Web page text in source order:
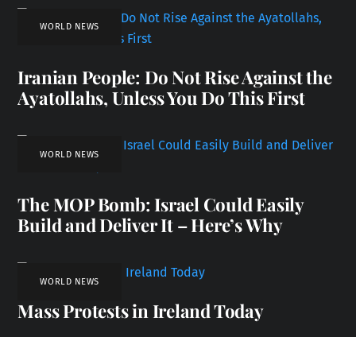
WORLD NEWS
Iranian People: Do Not Rise Against the
Ayatollahs, Unless You Do This First
WORLD NEWS
The MOP Bomb: Israel Could Easily
Build and Deliver It – Here’s Why
WORLD NEWS
Mass Protests in Ireland Today